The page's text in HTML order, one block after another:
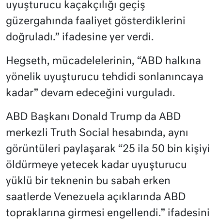
uyuşturucu kaçakçılığı geçiş
güzergahında faaliyet gösterdiklerini
doğruladı.” ifadesine yer verdi.
Hegseth, mücadelelerinin, “ABD halkına
yönelik uyuşturucu tehdidi sonlanıncaya
kadar” devam edeceğini vurguladı.
ABD Başkanı Donald Trump da ABD
merkezli Truth Social hesabında, aynı
görüntüleri paylaşarak “25 ila 50 bin kişiyi
öldürmeye yetecek kadar uyuşturucu
yüklü bir teknenin bu sabah erken
saatlerde Venezuela açıklarında ABD
topraklarına girmesi engellendi.” ifadesini